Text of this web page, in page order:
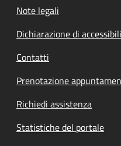
Note legali
Dichiarazione di
Contatti
Prenotazione
Richiedi assistenza
Statistiche del portale